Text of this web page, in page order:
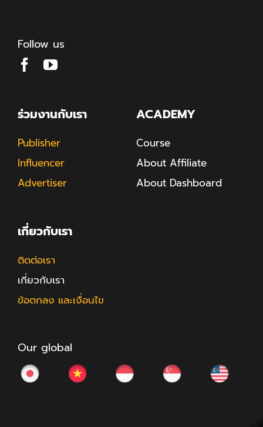
Follow us
ร่วมงานกับเรา
Publisher
Influencer
Advertiser
ACADEMY
Course
About Affiliate
About Dashboard
เกี่ยวกับเรา
ติดต่อเรา
เกี่ยวกับเรา
ข้อตกลง และเงื่อนไข
Our global